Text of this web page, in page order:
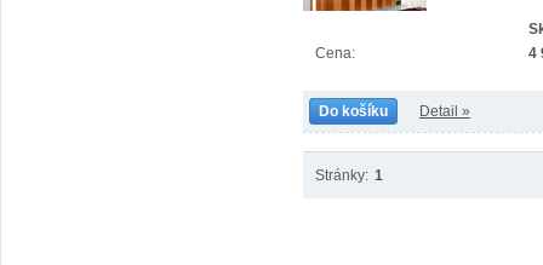
4
Cena:
Do košíku Detail »
Stránky: 1